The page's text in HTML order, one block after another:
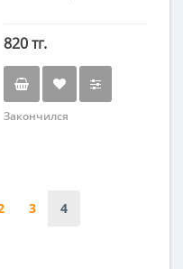
820 тг.
Закончился
3 4